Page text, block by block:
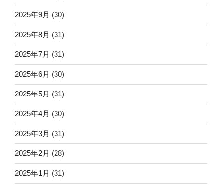
2025年9月 (30)
2025年8月 (31)
2025年7月 (31)
2025年6月 (30)
2025年5月 (31)
2025年4月 (30)
2025年3月 (31)
2025年2月 (28)
2025年1月 (31)